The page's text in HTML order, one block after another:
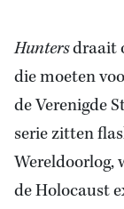
Huntersdraait
die moeten
de Verenigde
serie zitten
Wereldoorlog,
de Holocaust